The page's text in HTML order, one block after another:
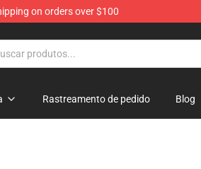
on orders over $100
Rastreamento de pedido Blog